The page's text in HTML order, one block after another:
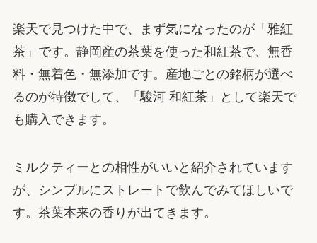
楽天で見つけた中で、まず気になったのが「雅紅
茶」です。静岡産の茶葉を使った和紅茶で、無香
料・無着色・無添加です。産地ごとの銘柄が選べ
るのが特徴でして、「駿河 和紅茶」として楽天で
も購入できます。
ミルクティーとの相性がいいと紹介されています
が、シンプルにストレートで飲んでみてほしいで
す。茶葉本来の香りが出てきます。